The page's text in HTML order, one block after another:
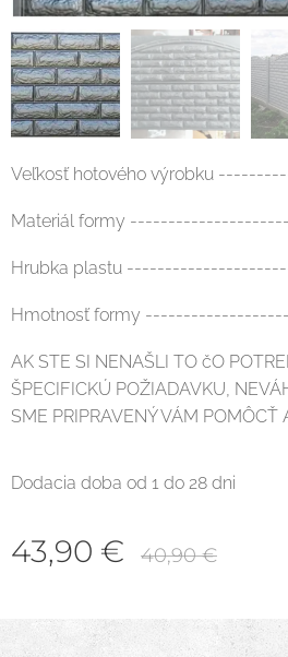
Veľkosť hotového výrobku
Materiál formy
Hrubka plastu
Hmotnosť formy
AK STE SI NENAŠLI TO čO
ŠPECIFICKÚ POŽIADAVKU,
SME PRIPRAVENÝ VÁM POMÔCŤ
Dodacia doba od 1 do 28 dni
43,90 € 40,90€